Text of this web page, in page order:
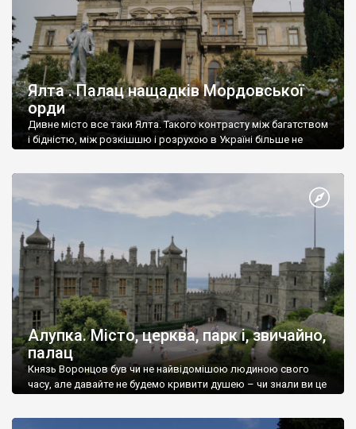
Ялта . Палац нащадків Мордовської
орди
Дивне місто все таки Ялта. Такого контрасту між багатством
і бідністю, між розкішшю і розрухою в Україні більше не
Алупка. Місто, церква, парк і, звичайно,
палац
Князь Воронцов був чи не найвідомішою людиною свого
часу, але давайте не будемо кривити душею – чи знали ви це